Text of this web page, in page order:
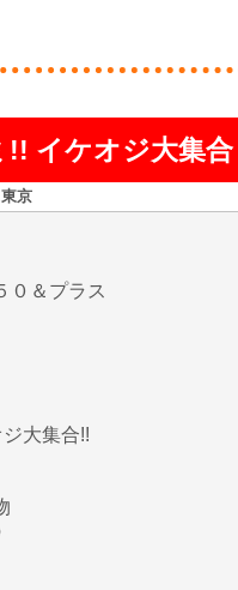
イケオジ大集
京
０＆プラス
大集合!!